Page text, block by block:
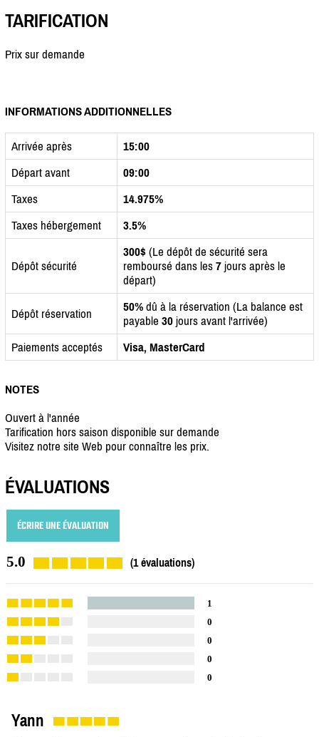
TARIFICATION
Prix sur demande
INFORMATIONS ADDITIONNELLES
Arrivée après
15:00
Départ avant
09:00
Taxes
14.975%
Taxes hébergement
3.5%
Dépôt sécurité
300$ (Le dépôt de sécurité sera
remboursé dans les 7 jours après le
départ)
Dépôt réservation 50% dû à la réservation (La balance est
payable 30 jours avant l'arrivée)
Paiements acceptés
Visa, MasterCard
NOTES
Ouvert à l'année
Tarification hors saison disponible sur demande
Visitez notre site Web pour connaître les prix.
ÉVALUATIONS
ÉCRIRE UNE ÉVALUATION
5.0 (1 évaluations)
1
0
0
0
0
Yann